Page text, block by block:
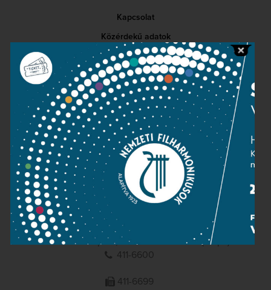
Kapcsolat
Közérdekű adatok
Sajtószoba
Adatvédelem
Impresszum
NEMZETI
FILHARMONIKUSOK
1095 Budapest, Komor Marcell u. 1. (Müpa)
411-6600
411-6699